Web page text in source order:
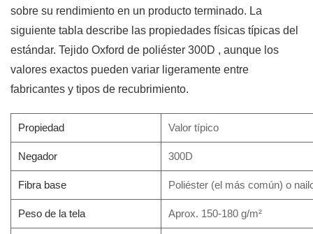
Oxford
300D
5
Oxford
300D
frente
a
otros
pesos
de
tela
Oxford
sobre su rendimiento en un producto terminado. La
siguiente tabla describe las propiedades físicas típicas del
estándar. Tejido Oxford de poliéster 300D , aunque los
valores exactos pueden variar ligeramente entre
fabricantes y tipos de recubrimiento.
Propiedad Valor típico
Negador 300D
Fibra base Poliéster (el más común) o
Peso de la tela Aprox. 150-180 g/m²